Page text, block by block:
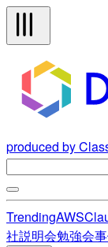
produced by
TrendingAWS
社説明会勉強会